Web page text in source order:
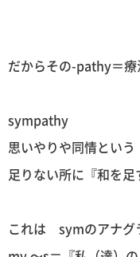
だからその-pathy＝療
sympathy
思いやりや同情という
足りない所に『和を
これは symのアナグ